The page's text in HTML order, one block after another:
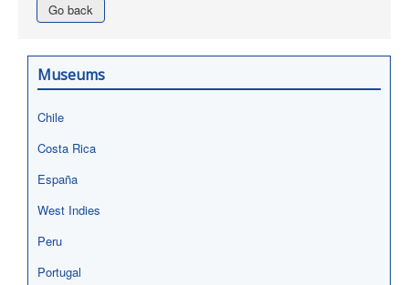
Go back
Museums
Chile
Costa Rica
España
West Indies
Peru
Portugal